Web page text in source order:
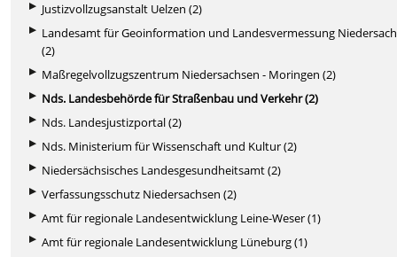
Justizvollzugsanstalt Uelzen (2)
Landesamt für Geoinformation und Landesvermessung
(2)
Maßregelvollzugszentrum Niedersachsen - Moringen (2)
Nds. Landesbehörde für Straßenbau und Verkehr (2)
Nds. Landesjustizportal (2)
Nds. Ministerium für Wissenschaft und Kultur (2)
Niedersächsisches Landesgesundheitsamt (2)
Verfassungsschutz Niedersachsen (2)
Amt für regionale Landesentwicklung Leine-Weser (1)
Amt für regionale Landesentwicklung Lüneburg (1)